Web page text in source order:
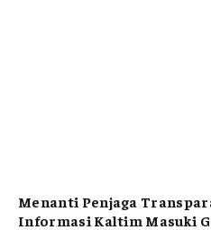
Menanti Penjaga
Informasi Kaltim Masuki